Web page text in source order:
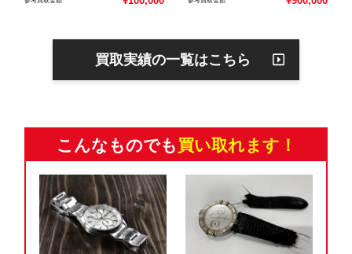
買取実績の一覧はこちら
こんなものでも 買い取れます！